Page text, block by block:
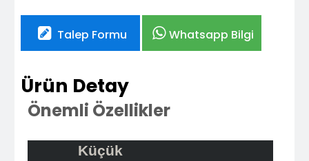
Talep Formu Whatsapp Bilgi
Ürün Detay
Önemli Özellikler
Küçük